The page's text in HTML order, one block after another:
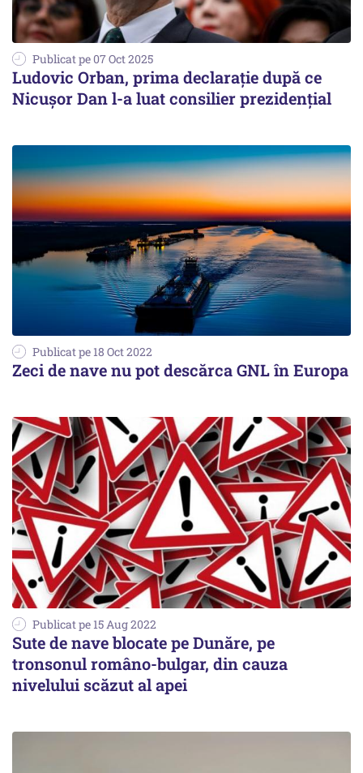
Publicat pe 07 Oct 2025
Ludovic Orban, prima declarație după ce
Nicușor Dan l-a luat consilier prezidențial
Publicat pe 18 Oct 2022
Zeci de nave nu pot descărca GNL în Europa
Publicat pe 15 Aug 2022
Sute de nave blocate pe Dunăre, pe
tronsonul româno-bulgar, din cauza
nivelului scăzut al apei